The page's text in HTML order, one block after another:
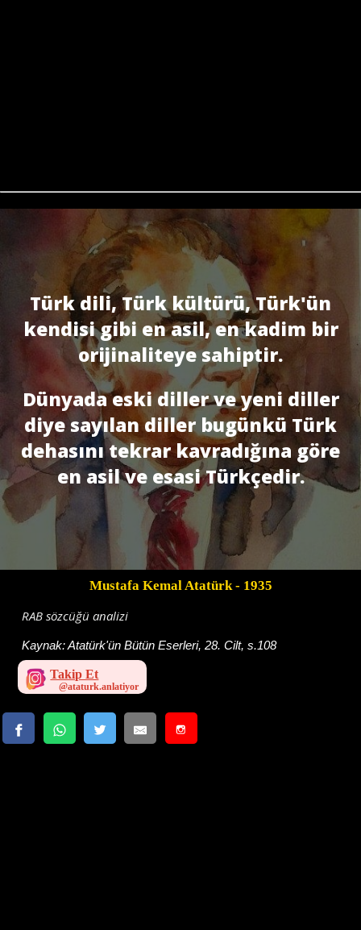
Türk dili, Türk kültürü, Türk'ün
kendisi gibi en asil, en kadim bir
orijinaliteye sahiptir.
Dünyada eski diller ve yeni diller
diye sayılan diller bugünkü Türk
dehasını tekrar kavradığına göre
en asil ve esasi Türkçedir.
Mustafa Kemal Atatürk- 1935
RAB sözcüğü analizi
Kaynak:Atatürk'ün Bütün Eserleri, 28. Cilt, s.108
Takip Et